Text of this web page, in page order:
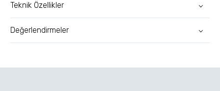
Teknik Özellikler
Değerlendirmeler